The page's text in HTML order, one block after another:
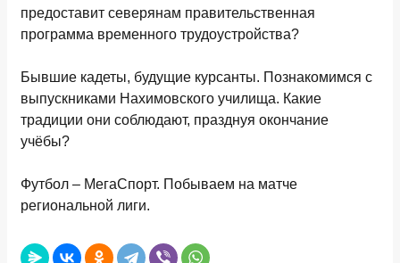
предоставит северянам правительственная
программа временного трудоустройства?
Бывшие кадеты, будущие курсанты. Познакомимся с
выпускниками Нахимовского училища. Какие
традиции они соблюдают, празднуя окончание
учёбы?
Футбол – МегаСпорт. Побываем на матче
региональной лиги.